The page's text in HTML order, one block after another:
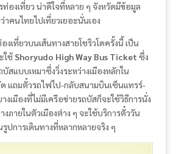
ท่องเที่ยว น่าดีใจที่หลาย ๆ จังหวัดมีข้อมูล
าคนไทยไปเที่ยวเยอะนั่นเอง
งเที่ยวบนเส้นทางสายโชริวโดครั้งนี้ เป็น
ใช้Shoryudo High Way Bus Ticket ซึ่ง
สแบบเหมาซึ่งวิ่งระหว่างเมืองหลักใน
แถมตั๋วรถไฟไป-กลับสนามบินเซ็นแทรร์-
งเมืองที่ไม่มีเครือข่ายรถบัสก็จะใช้วิธีการนั่ง
งภายในตัวเมืองต่าง ๆ จะใช้บริการตั๋ววัน
ปการเดินทางที่หลากหลายจริง ๆ